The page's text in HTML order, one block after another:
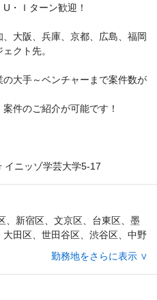
・Ｉターン歓迎！
大阪、兵庫、京都、広島、福岡
クト先。
大手～ベンチャーまで案件数が
件のご紹介が可能です！
イニッゾ学芸大学5-17
、新宿区、文京区、台東区、墨
田区、世田谷区、渋谷区、中野
、板橋区、練馬区、足立区、葛
市、武蔵野市、三鷹市、青梅市、
小金井市、小平市、日野市、東
、狛江市、東大和市、清瀬市、
勤務地をさらに表示 ∨